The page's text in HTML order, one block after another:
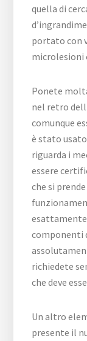
quella di
portato con
microlesioni
Ponete
nel retro
comunque
è stato
riguarda i
essere
che si
esattamente
componenti
richiedete
che deve
Un altro
presente il